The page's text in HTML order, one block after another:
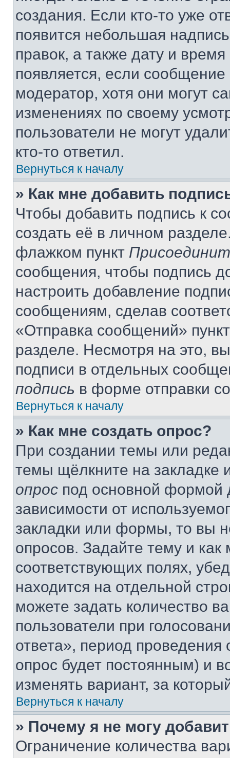
создания. Если кто-то уже
появится небольшая
правок, а также дату и
появляется, если
модератор, хотя они могут
изменениях по своему
пользователи не могут
кто-то ответил.
Вернуться к началу
» Как мне добавить
Чтобы добавить подпись к
создать её в личном
флажком пункт
сообщения, чтобы подпись
настроить добавление
сообщениям, сделав
«Отправка сообщений»
разделе. Несмотря на это,
подписи в отдельных
подпись в форме отправки
Вернуться к началу
» Как мне создать опрос?
При создании темы или
темы щёлкните на
опрос под основной формой
зависимости от
закладки или формы, то вы
опросов. Задайте тему и
соответствующих полях,
находится на отдельной
можете задать количество
пользователи при
ответа», период проведения
опрос будет постоянным) и
изменять вариант, за
Вернуться к началу
» Почему я не могу
Ограничение количества